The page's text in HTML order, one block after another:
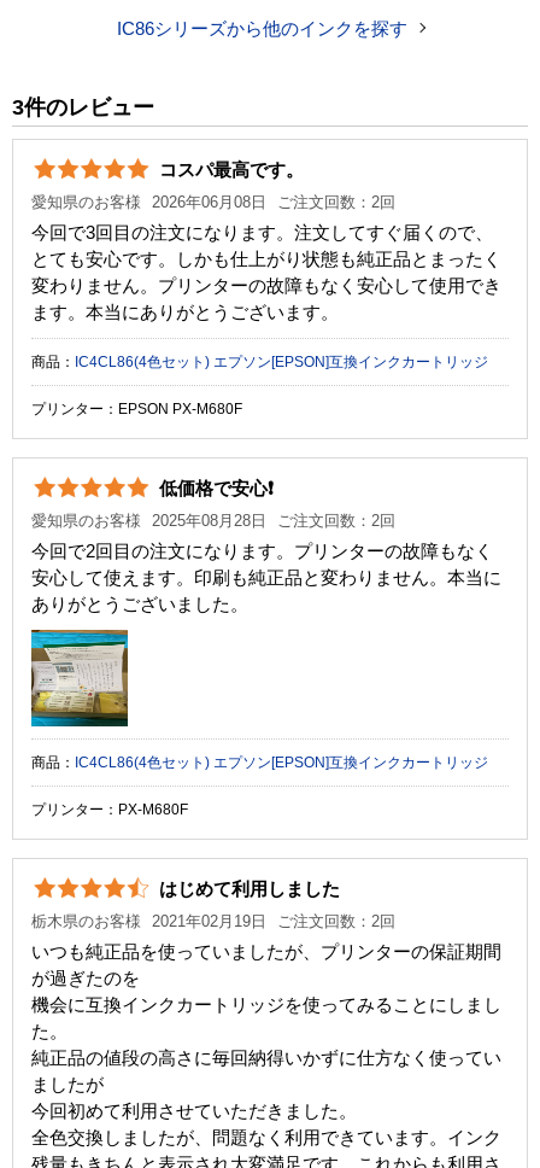
1,000 円
カラー イエロー
顔料・染料 染料
ICチップ あり
製品タイプ 互換インク
IC86シリーズから他のインクを探す
3件のレビュー
コスパ最高です。
愛知県のお客様 2026年06月08日 ご注文回数：2回
今回で3回目の注文になります。注文してすぐ届くので、
とても安心です。しかも仕上がり状態も純正品とまったく
変わりません。プリンターの故障もなく安心して使用でき
ます。本当にありがとうございます。
商品： IC4CL86(4色セット) エプソン[EPSON]互換インクカートリッジ
プリンター：EPSON PX-M680F
低価格で安心❗️
愛知県のお客様 2025年08月28日 ご注文回数：2回
今回で2回目の注文になります。プリンターの故障もなく
安心して使えます。印刷も純正品と変わりません。本当に
ありがとうございました。
商品： IC4CL86(4色セット) エプソン[EPSON]互換インクカートリッジ
プリンター：PX-M680F
はじめて利用しました
栃木県のお客様 2021年02月19日 ご注文回数：2回
いつも純正品を使っていましたが、プリンターの保証期間
が過ぎたのを
機会に互換インクカートリッジを使ってみることにしまし
た。
純正品の値段の高さに毎回納得いかずに仕方なく使ってい
ましたが
今回初めて利用させていただきました。
全色交換しましたが、問題なく利用できています。インク
残量もきちんと表示され大変満足です。これからも利用さ